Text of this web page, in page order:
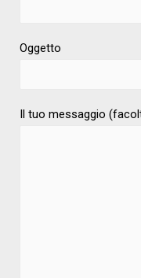
Oggetto
Il tuo messaggio